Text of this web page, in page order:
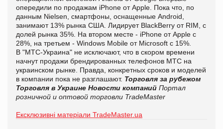
опередили по продажам iPhone от Apple. Пока что, по
данным Nielsen, смартфоны, оснащенные Android,
занимают 13% рынка США. Лидирует BlackBerry от RIM, с
долей рынка 35%. На втором месте - iPhone от Apple c
28%, на третьем - Windows Mobile от Microsoft c 15%.
В "МТС-Украина" не исключают, что в скором времени
начнут продажи брендированных телефонов МТС на
украинском рынке. Правда, конкретных сроков и моделей
в компании пока не разглашают. Торговля за рубежом
Торговля в Украине Новости компаний Портал
розничной и оптовой торговли TradeMaster
Ексклюзивні матеріали TradeMaster.ua